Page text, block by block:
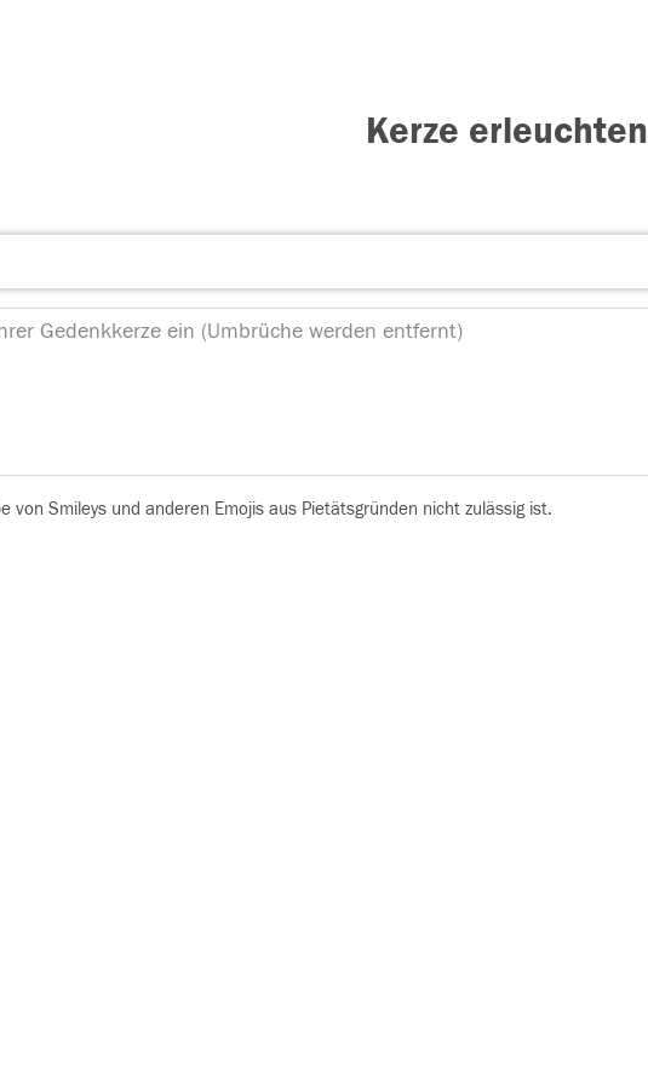
Kerze erleuchten
von Smileys und anderen Emojis aus Pietätsgründen nicht zulässig ist.